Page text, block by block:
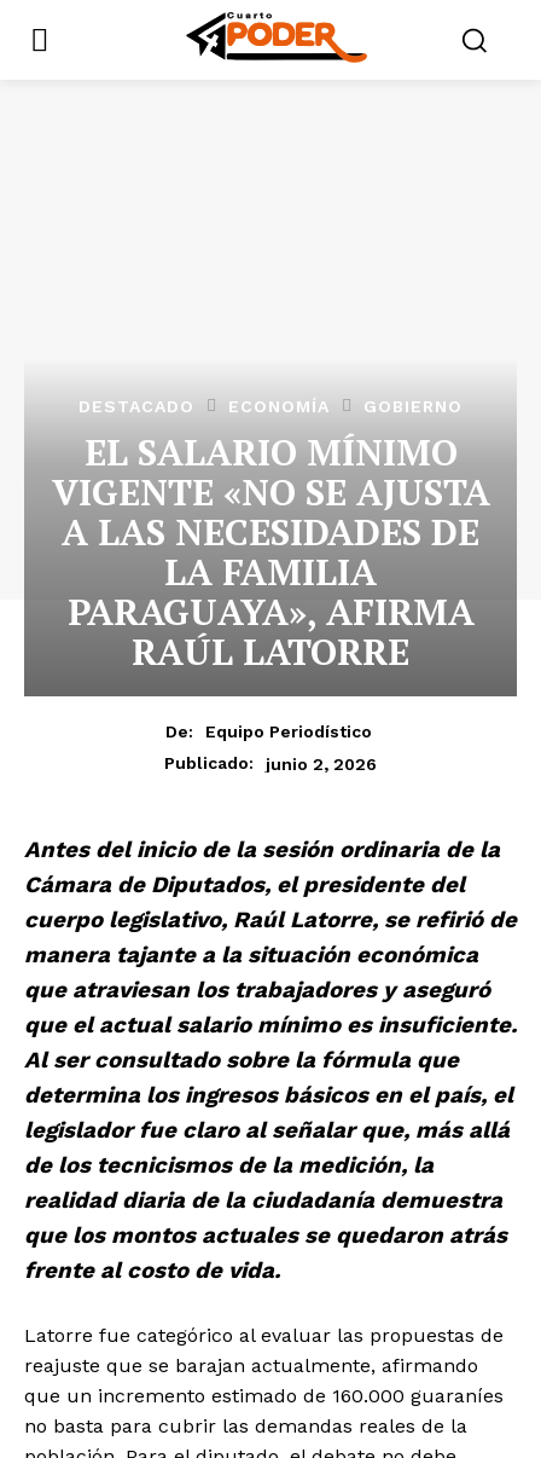
DESTACADO ECONOMÍA GOBIERNO
EL SALARIO MÍNIMO
VIGENTE «NO SE AJUSTA
A LAS NECESIDADES DE
LA FAMILIA
PARAGUAYA», AFIRMA
RAÚL LATORRE
De:
Equipo Periodístico
Publicado:
junio 2, 2026
Antes del inicio de la sesión ordinaria de la
Cámara de Diputados, el presidente del
cuerpo legislativo, Raúl Latorre, se refirió de
manera tajante a la situación económica
que atraviesan los trabajadores y aseguró
que el actual salario mínimo es insuficiente.
Al ser consultado sobre la fórmula que
determina los ingresos básicos en el país, el
legislador fue claro al señalar que, más allá
de los tecnicismos de la medición, la
realidad diaria de la ciudadanía demuestra
que los montos actuales se quedaron atrás
frente al costo de vida.
Latorre fue categórico al evaluar las propuestas de
reajuste que se barajan actualmente, afirmando
que un incremento estimado de 160.000 guaraníes
no basta para cubrir las demandas reales de la